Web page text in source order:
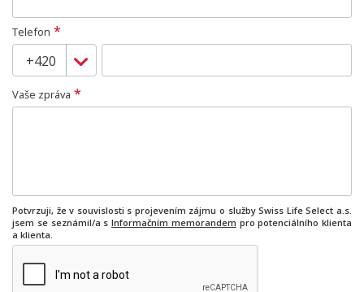
Telefon *
Vaše zpráva *
Potvrzuji, že v souvislosti s projevením zájmu o služby Swiss Life Select a.s.
jsem se seznámil/a s Informačním memorandem pro potenciálního klienta
a klienta.